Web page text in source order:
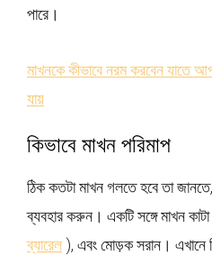
পারে।
মাখনকে কীভাবে নরম করবেন যাতে
যায়
কিভাবে মাখন পরিমাপ
ঠিক কতটা মাখন গলতে হবে তা
ব্যবহার করুন। একটি সঙ্গে মাখন কাটা
ব্যারেল ), এবং মোড়ক সরান। এখানে